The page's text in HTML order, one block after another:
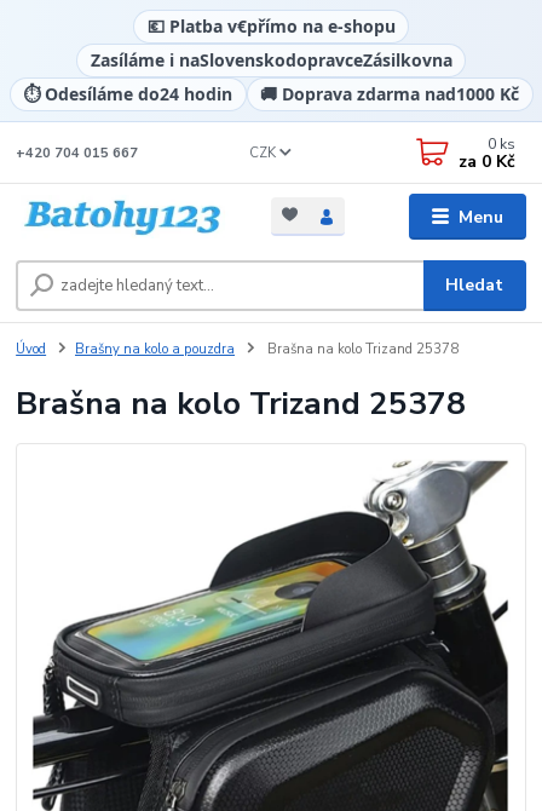
💶 Platba v€přímo na e-shopu
Zasíláme i naSlovenskodopravceZásilkovna
⏱️ Odesíláme do24 hodin 🚚 Doprava zdarma nad1000 Kč
Menu
CZK
Hledat
+420 704 015 667 0 ks
za 0 Kč
Úvod Brašny na kolo a pouzdra Brašna na kolo Trizand 25378
Brašna na kolo Trizand 25378